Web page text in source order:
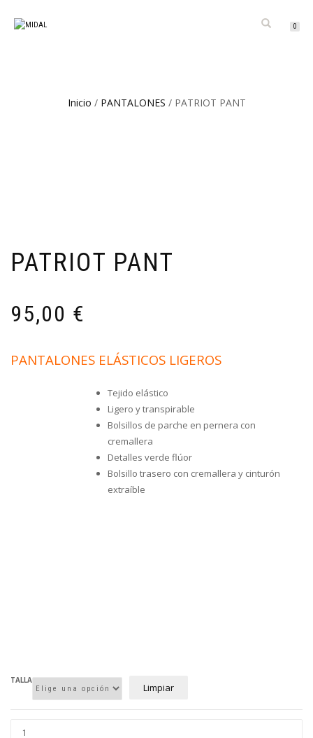
0
Inicio / PANTALONES / PATRIOT PANT
PATRIOT PANT
95,00 €
PANTALONES ELÁSTICOS LIGEROS
Tejido elástico
Ligero y transpirable
Bolsillos de parche en pernera con
cremallera
Detalles verde flúor
Bolsillo trasero con cremallera y cinturón
extraíble
TALLA
Limpiar